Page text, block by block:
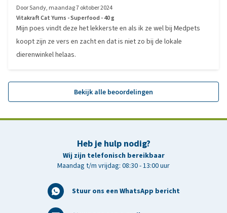
DoorSandy, maandag 7 oktober 2024
Vitakraft Cat Yums - Superfood - 40 g
Mijn poes vindt deze het lekkerste en als ik ze wel bij Medpets
koopt zijn ze vers en zacht en dat is niet zo bij de lokale
dierenwinkel helaas.
Bekijk alle beoordelingen
Heb je hulp nodig?
Wij zijn telefonisch bereikbaar
Maandag t/m vrijdag: 08:30 - 13:00 uur
Stuur ons een WhatsApp bericht